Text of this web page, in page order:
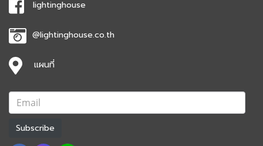
lightinghouse
@lightinghouse.co.th
แผนที่
Subscribe